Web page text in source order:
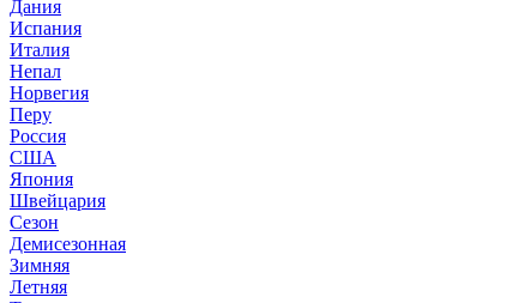
Дания
Испания
Италия
Непал
Норвегия
Перу
Россия
США
Япония
Швейцария
Сезон
Демисезонная
Зимняя
Летняя